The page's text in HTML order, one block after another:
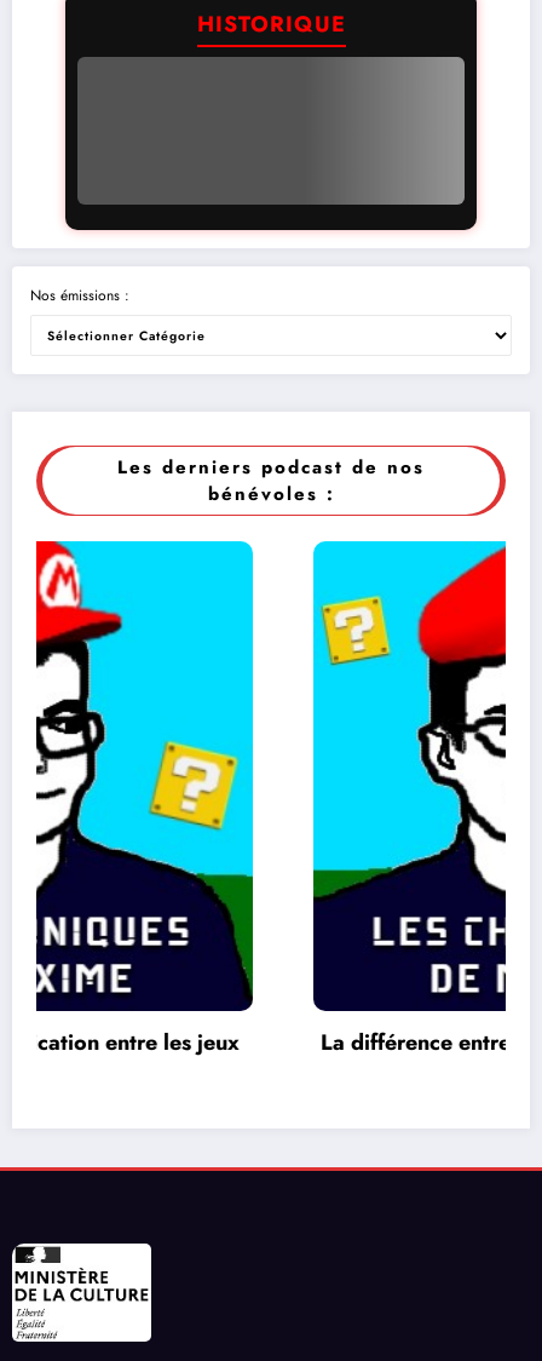
HISTORIQUE
Nos émissions :
Les derniers podcast de nos
bénévoles :
La différence entre les jeux 2 D et 3 D